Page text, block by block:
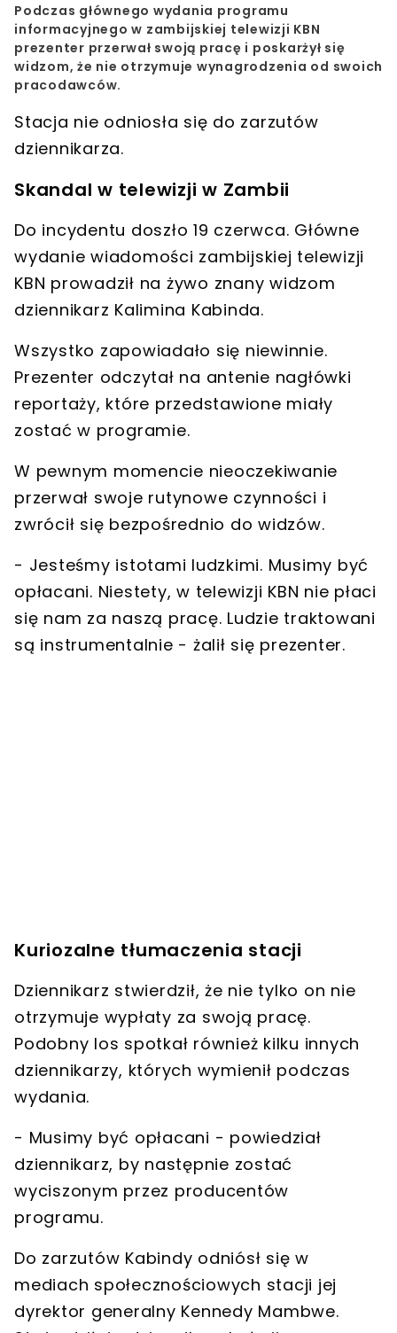
Podczas głównego wydania programu
informacyjnego w zambijskiej telewizji KBN
prezenter przerwał swoją pracę i poskarżył się
widzom, że nie otrzymuje wynagrodzenia od swoich
pracodawców.
Stacja nie odniosła się do zarzutów
dziennikarza.
Skandal w telewizji w Zambii
Do incydentu doszło 19 czerwca. Główne
wydanie wiadomości zambijskiej telewizji
KBN prowadził na żywo znany widzom
dziennikarz Kalimina Kabinda.
Wszystko zapowiadało się niewinnie.
Prezenter odczytał na antenie nagłówki
reportaży, które przedstawione miały
zostać w programie.
W pewnym momencie nieoczekiwanie
przerwał swoje rutynowe czynności i
zwrócił się bezpośrednio do widzów.
- Jesteśmy istotami ludzkimi. Musimy być
opłacani. Niestety, w telewizji KBN nie płaci
się nam za naszą pracę. Ludzie traktowani
są instrumentalnie - żalił się prezenter.
Kuriozalne tłumaczenia stacji
Dziennikarz stwierdził, że nie tylko on nie
otrzymuje wypłaty za swoją pracę.
Podobny los spotkał również kilku innych
dziennikarzy, których wymienił podczas
wydania.
- Musimy być opłacani - powiedział
dziennikarz, by następnie zostać
wyciszonym przez producentów
programu.
Do zarzutów Kabindy odniósł się w
mediach społecznościowych stacji jej
dyrektor generalny Kennedy Mambwe.